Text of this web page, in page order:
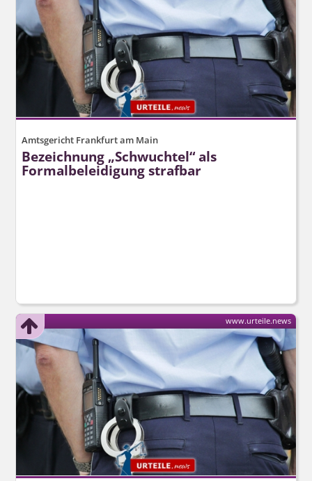
Amtsgericht Frankfurt am Main
Bezeichnung „Schwuchtel“ als
Formalbeleidigung strafbar
www.urteile.news